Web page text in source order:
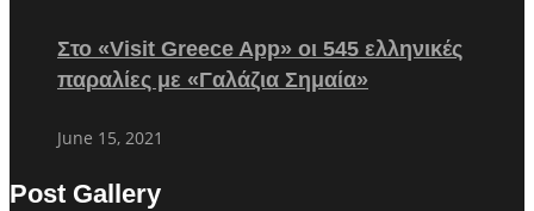
Στο «Visit Greece App» οι 545 ελληνικές
παραλίες με «Γαλάζια Σημαία»
June 15, 2021
Post Gallery